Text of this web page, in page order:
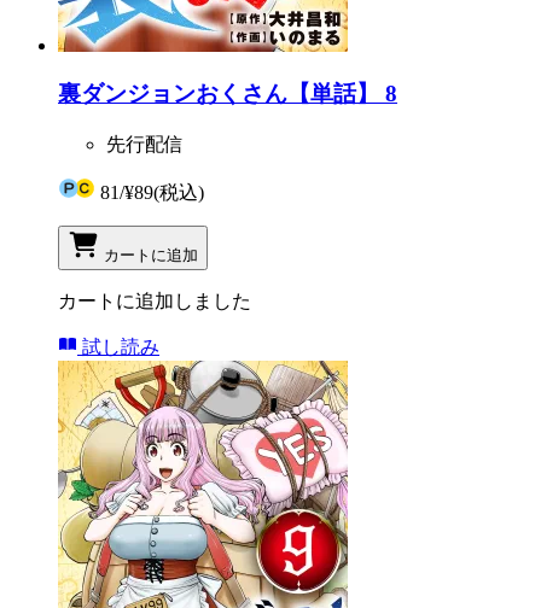
裏ダンジョンおくさん【単話】 8
先行配信
81/¥89(税込)
カートに追加
カートに追加しました
試し読み